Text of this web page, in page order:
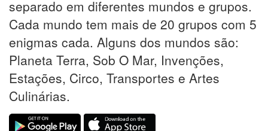
separado em diferentes mundos e grupos.
Cada mundo tem mais de 20 grupos com 5
enigmas cada. Alguns dos mundos são:
Planeta Terra, Sob O Mar, Invenções,
Estações, Circo, Transportes e Artes
Culinárias.